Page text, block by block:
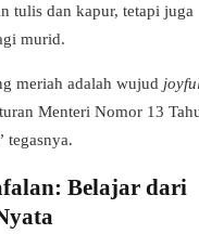
tulis dan kapur, tetapi juga
murid.
meriah adalah wujud
Menteri Nomor 13
tegasnya.
Belajar dari